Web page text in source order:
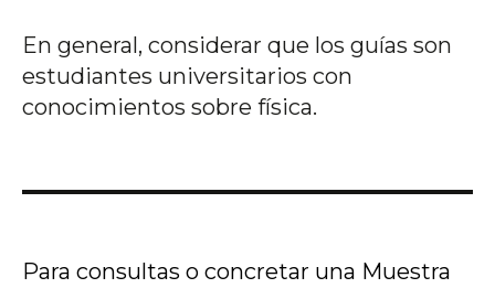
En general, considerar que los guías son
estudiantes universitarios con
conocimientos sobre física.
Para consultas o concretar una Muestra